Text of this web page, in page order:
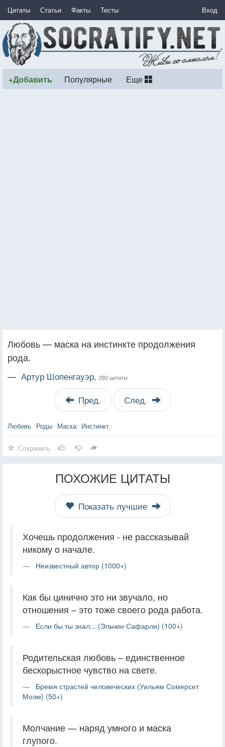
Цитаты Статьи Факты Тесты Вход
+Добавить Популярные Еще
Любовь — маска на инстинкте продолжения
рода.
— Артур Шопенгауэр, 292 цитаты
Пред. След.
Любовь Роды Маска Инстинкт
Сохранить
ПОХОЖИЕ ЦИТАТЫ
Показать лучшие
Хочешь продолжения - не рассказывай
никому о начале.
Неизвестный автор (1000+)
Как бы цинично это ни звучало, но
отношения – это тоже своего рода работа.
Если бы ты знал... (Эльчин Сафарли) (100+)
Родительская любовь – единственное
бескорыстное чувство на свете.
Бремя страстей человеческих (Уильям Сомерсет
Моэм) (50+)
Молчание — наряд умного и маска
глупого.